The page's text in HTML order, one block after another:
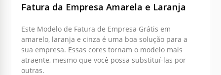
Fatura da Empresa Amarela e Laranja
Este Modelo de Fatura de Empresa Grátis em
amarelo, laranja e cinza é uma boa solução para a
sua empresa. Essas cores tornam o modelo mais
atraente, mesmo que você possa substituí-las por
outras.